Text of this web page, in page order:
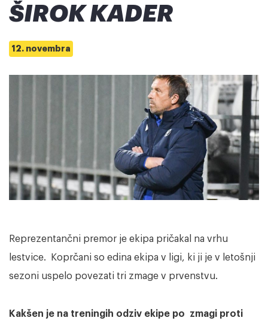
ŠIROK KADER
12. novembra
Reprezentančni premor je ekipa pričakal na vrhu
lestvice. Koprčani so edina ekipa v ligi, ki ji je v letošnji
sezoni uspelo povezati tri zmage v prvenstvu.
Kakšen je na treningih odziv ekipe po zmagi proti